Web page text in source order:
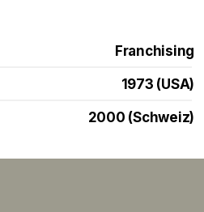
Franchising
1973 (USA)
2000 (Schweiz)